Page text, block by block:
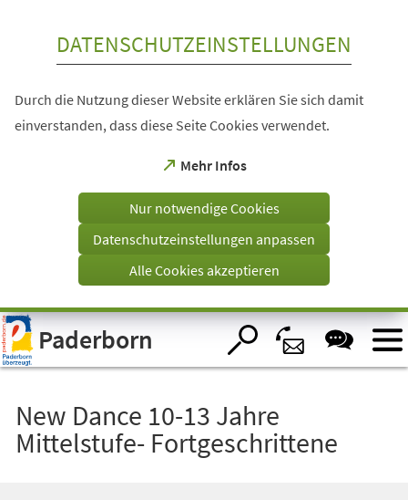
Visuelle
Assistenzsoftware
öffnen.
DATENSCHUTZEINSTELLUNGEN
Durch die Nutzung dieser Website erklären Sie sich damit
einverstanden, dass diese Seite Cookies verwendet.
Mehr Infos
(Öffnet
einem
Tab)
Nur notwendige Cookies
Datenschutzeinstellungen anpassen
Alle Cookies akzeptieren
Paderborn
New Dance 10-13 Jahre
Mittelstufe- Fortgeschrittene